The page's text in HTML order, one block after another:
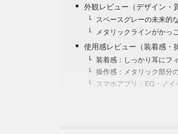
外観レビュー（デザイン・
スペースグレーの未来的
メタリックラインがかっ
使用感レビュー（装着感・
装着感：しっかり耳にフ
操作感：メタリック部分
スマホアプリ：EQ・ノ